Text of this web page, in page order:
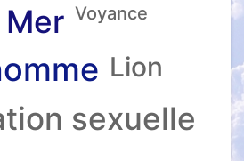
Mer Voyance
Lion
sexuelle